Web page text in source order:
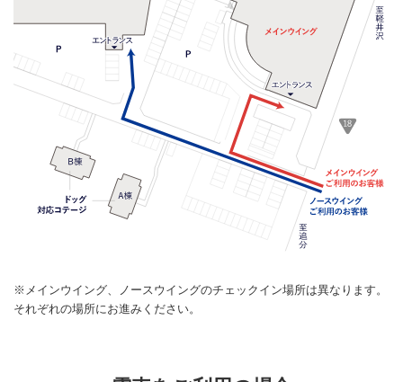
※メインウイング、ノースウイングのチェックイン場所は異なります。
それぞれの場所にお進みください。